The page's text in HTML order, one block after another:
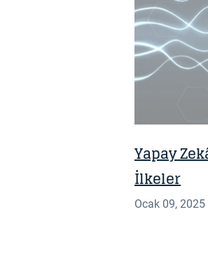
Yapay
İlkeler
Ocak 09, 2025